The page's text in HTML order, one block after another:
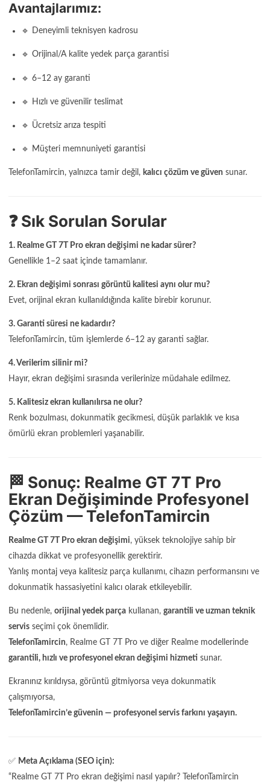
Avantajlarımız:
🔹 Deneyimli teknisyen kadrosu
🔹 Orijinal/A kalite yedek parça garantisi
🔹 6–12 ay garanti
🔹 Hızlı ve güvenilir teslimat
🔹 Ücretsiz arıza tespiti
🔹 Müşteri memnuniyeti garantisi
TelefonTamircin, yalnızca tamir değil, kalıcı çözüm ve güven sunar.
❓ Sık Sorulan Sorular
1. Realme GT 7T Pro ekran değişimi ne kadar sürer?
Genellikle 1–2 saat içinde tamamlanır.
2. Ekran değişimi sonrası görüntü kalitesi aynı olur mu?
Evet, orijinal ekran kullanıldığında kalite birebir korunur.
3. Garanti süresi ne kadardır?
TelefonTamircin, tüm işlemlerde 6–12 ay garanti sağlar.
4. Verilerim silinir mi?
Hayır, ekran değişimi sırasında verilerinize müdahale edilmez.
5. Kalitesiz ekran kullanılırsa ne olur?
Renk bozulması, dokunmatik gecikmesi, düşük parlaklık ve kısa
ömürlü ekran problemleri yaşanabilir.
🏁 Sonuç: Realme GT 7T Pro
Ekran Değişiminde Profesyonel
Çözüm — TelefonTamircin
Realme GT 7T Pro ekran değişimi, yüksek teknolojiye sahip bir
cihazda dikkat ve profesyonellik gerektirir.
Yanlış montaj veya kalitesiz parça kullanımı, cihazın performansını ve
dokunmatik hassasiyetini kalıcı olarak etkileyebilir.
Bu nedenle, orijinal yedek parça kullanan, garantili ve uzman teknik
servis seçimi çok önemlidir.
TelefonTamircin, Realme GT 7T Pro ve diğer Realme modellerinde
garantili, hızlı ve profesyonel ekran değişimi hizmeti sunar.
Ekranınız kırıldıysa, görüntü gitmiyorsa veya dokunmatik
çalışmıyorsa,
TelefonTamircin’e güvenin — profesyonel servis farkını yaşayın.
✅ Meta Açıklama (SEO için):
“Realme GT 7T Pro ekran değişimi nasıl yapılır? TelefonTamircin